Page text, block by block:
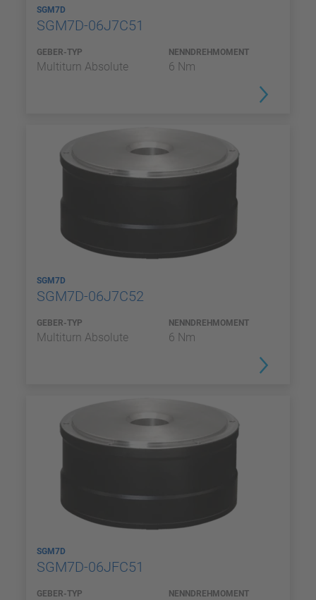
SGM7D
SGM7D-06J7C51
GEBER-TYP
Multiturn Absolute
NENNDREHMOMENT
6 Nm
SGM7D
SGM7D-06J7C52
GEBER-TYP
Multiturn Absolute
NENNDREHMOMENT
6 Nm
SGM7D
SGM7D-06JFC51
GEBER-TYP NENNDREHMOMENT